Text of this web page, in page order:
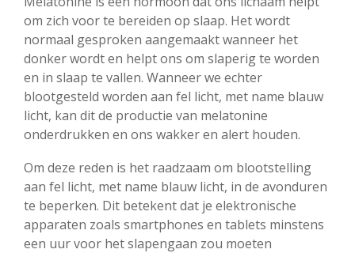
om zich voor te bereiden op slaap. Het wordt
normaal gesproken aangemaakt wanneer het
donker wordt en helpt ons om slaperig te worden
en in slaap te vallen. Wanneer we echter
blootgesteld worden aan fel licht, met name blauw
licht, kan dit de productie van melatonine
onderdrukken en ons wakker en alert houden.
Om deze reden is het raadzaam om blootstelling
aan fel licht, met name blauw licht, in de avonduren
te beperken. Dit betekent dat je elektronische
apparaten zoals smartphones en tablets minstens
een uur voor het slapengaan zou moeten